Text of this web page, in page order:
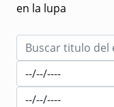
en la lupa